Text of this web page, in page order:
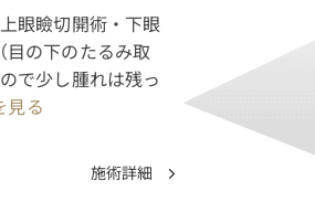
眼瞼切開術・下眼
の下のたるみ取
で少し腫れは残っ
見る
施術詳細